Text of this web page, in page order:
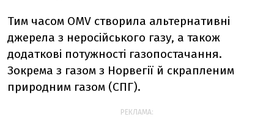
Тим часом OMV створила альтернативні
джерела з неросійського газу, а також
додаткові потужності газопостачання.
Зокрема з газом з Норвегії й скрапленим
природним газом (СПГ).
РЕКЛАМА: